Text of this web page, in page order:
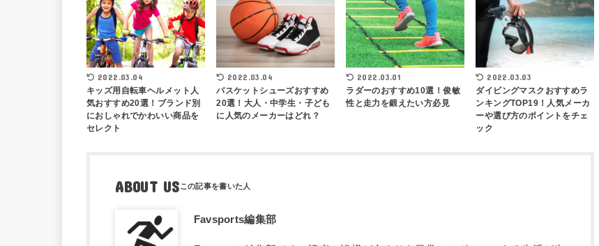
2022.03.04
キッズ用自転車ヘルメット人
気おすすめ20選！ブランド別
におしゃれでかわいい商品を
セレクト
2022.03.04
バスケットシューズおすすめ
20選！大人・中学生・子ども
に人気のメーカーはどれ？
2022.03.01
ラダーのおすすめ10選！俊敏
性と走力を鍛えたい方必見
2022.03.03
ダイビングマスクおすすめラ
ンキングTOP19！人気メーカ
ーや選び方のポイントをチェ
ック
ABOUT US
Favsports編集部